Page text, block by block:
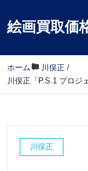
絵画買取価
ホーム / 川俣正 /
川俣正「P.S.1 プロジ
川俣正